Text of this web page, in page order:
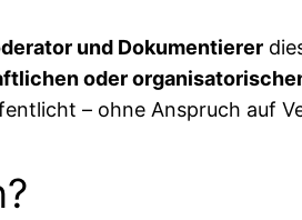
und Dokumentierer
oder
– ohne Anspruch auf